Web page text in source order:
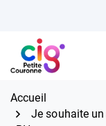
contenu
CIG Petite
Accueil
Je souhaite